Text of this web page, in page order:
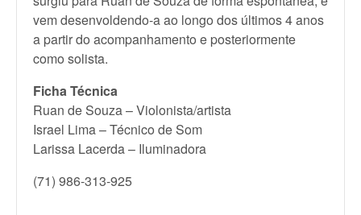
vem desenvoldendo-a ao longo dos últimos 4 anos
a partir do acompanhamento e posteriormente
como solista.
Ficha Técnica
Ruan de Souza – Violonista/artista
Israel Lima – Técnico de Som
Larissa Lacerda – Iluminadora
(71) 986-313-925